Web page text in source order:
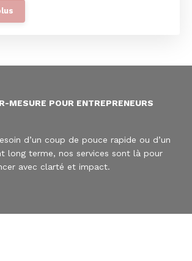
MESURE POUR ENTREPRENEURS
d’un coup de pouce rapide ou d’un
long terme, nos services sont là pour
avec clarté et impact.